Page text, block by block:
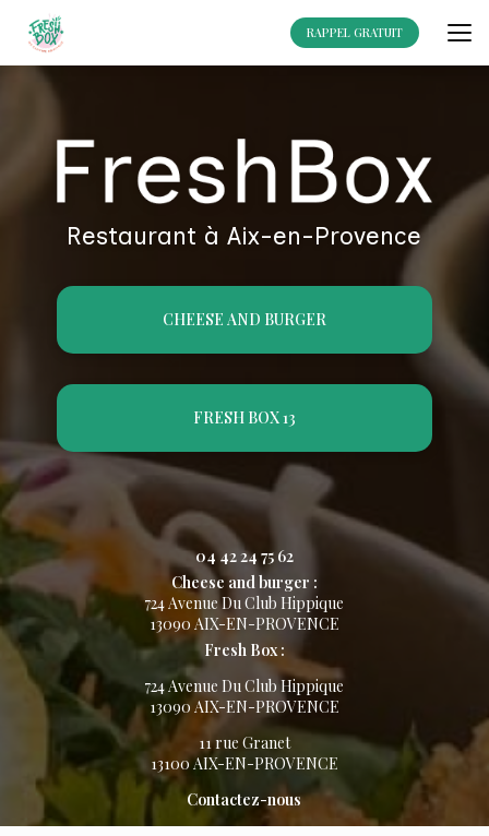
contenu
principal
RAPPEL GRATUIT
Restaurant à Aix-en-Provence
CHEESE AND BURGER
FRESH BOX 13
04 42 24 75 62
Cheese and burger :
724 Avenue Du Club Hippique
13090 AIX-EN-PROVENCE
Fresh Box :
724 Avenue Du Club Hippique
13090 AIX-EN-PROVENCE
11 rue Granet
13100 AIX-EN-PROVENCE
Contactez-nous